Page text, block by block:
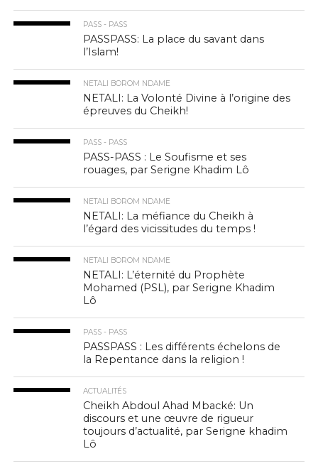
PASS - PASS
PASSPASS: La place du savant dans
l’Islam!
NETALI BOROM NDAME
NETALI: La Volonté Divine à l’origine des
épreuves du Cheikh!
PASS - PASS
PASS-PASS : Le Soufisme et ses
rouages, par Serigne Khadim Lô
NETALI BOROM NDAME
NETALI: La méfiance du Cheikh à
l’égard des vicissitudes du temps !
NETALI BOROM NDAME
NETALI: L’éternité du Prophète
Mohamed (PSL), par Serigne Khadim
Lô
PASS - PASS
PASSPASS : Les différents échelons de
la Repentance dans la religion !
ACTUALITÉS
Cheikh Abdoul Ahad Mbacké: Un
discours et une œuvre de rigueur
toujours d’actualité, par Serigne khadim
Lô